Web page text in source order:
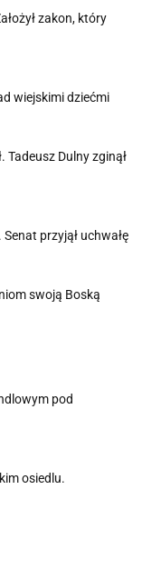
zakon, który
wiejskimi dziećmi
Tadeusz Dulny zginął
przyjął uchwałę
swoją Boską
pod
osiedlu.